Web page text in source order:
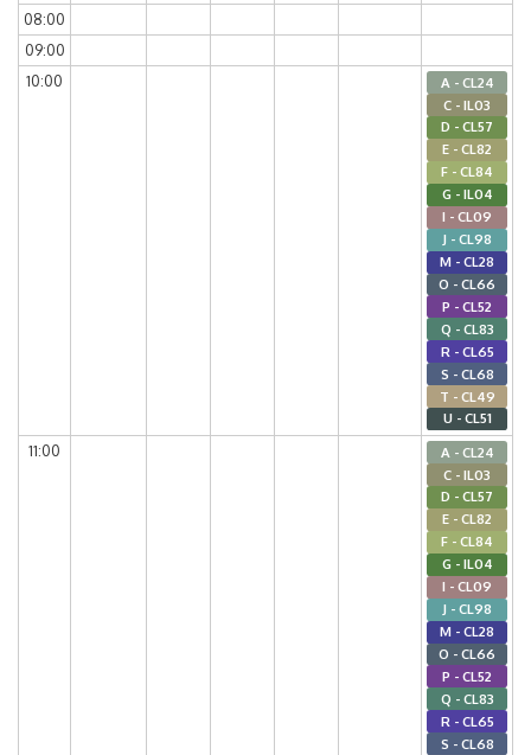
08:00
09:00
10:00
A - CL24
C - IL03
D - CL57
E - CL82
F - CL84
G - IL04
I - CL09
J - CL98
M - CL28
O - CL66
P - CL52
Q - CL83
R - CL65
S - CL68
T - CL49
U - CL51
11:00
A - CL24
C - IL03
D - CL57
E - CL82
F - CL84
G - IL04
I - CL09
J - CL98
M - CL28
O - CL66
P - CL52
Q - CL83
R - CL65
S - CL68